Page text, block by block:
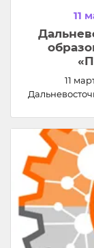
11
11